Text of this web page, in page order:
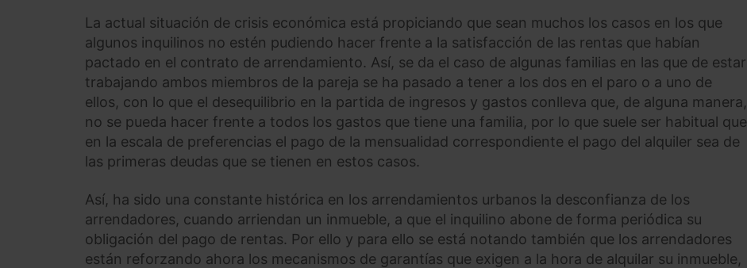
La actual situación de crisis económica está propiciando que sean muchos los casos en los que
algunos inquilinos no estén pudiendo hacer frente a la satisfacción de las rentas que habían
pactado en el contrato de arrendamiento. Así, se da el caso de algunas familias en las que de estar
trabajando ambos miembros de la pareja se ha pasado a tener a los dos en el paro o a uno de
ellos, con lo que el desequilibrio en la partida de ingresos y gastos conlleva que, de alguna manera,
no se pueda hacer frente a todos los gastos que tiene una familia, por lo que suele ser habitual que
en la escala de preferencias el pago de la mensualidad correspondiente el pago del alquiler sea de
las primeras deudas que se tienen en estos casos.
Así, ha sido una constante histórica en los arrendamientos urbanos la desconfianza de los
arrendadores, cuando arriendan un inmueble, a que el inquilino abone de forma periódica su
obligación del pago de rentas. Por ello y para ello se está notando también que los arrendadores
están reforzando ahora los mecanismos de garantías que exigen a la hora de alquilar su inmueble,